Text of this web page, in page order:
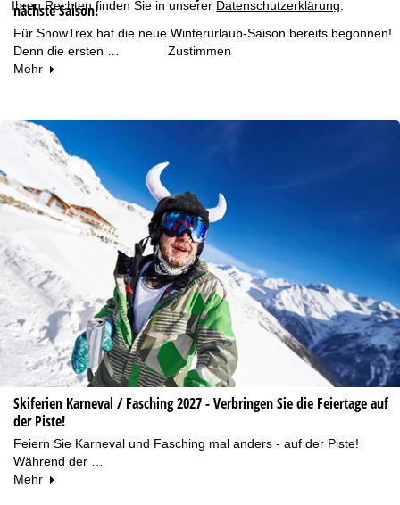
Ihren Rechten finden Sie in unserer Datenschutzerklärung
Zustimmen
nächste Saison!
Für SnowTrex hat die neue Winterurlaub-Saison bereits begonnen!
Denn die ersten …
Mehr
Skiferien Karneval / Fasching 2027 - Verbringen Sie die Feiertage auf
der Piste!
Feiern Sie Karneval und Fasching mal anders - auf der Piste!
Während der …
Mehr